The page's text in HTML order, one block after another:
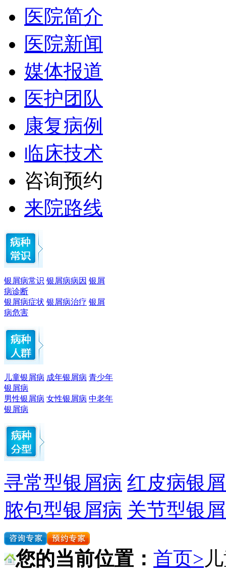
医院简介
医院新闻
媒体报道
医护团队
康复病例
临床技术
咨询预约
来院路线
银屑病常识 银屑病病因 银屑
病诊断
银屑病症状 银屑病治疗 银屑
病危害
儿童银屑病 成年银屑病 青少年
银屑病
男性银屑病 女性银屑病 中老年
银屑病
寻常型银屑病 红皮病银
脓包型银屑病 关节型银
您的当前位置： 首页>